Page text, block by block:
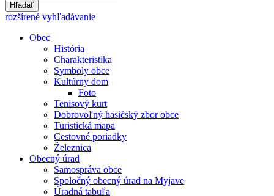
Hľadať
rozšírené vyhľadávanie
Obec
História
Charakteristika
Symboly obce
Kultúrny dom
Foto
Tenisový kurt
Dobrovoľný hasičský zbor obce
Turistická mapa
Cestovné poriadky
Železnica
Obecný úrad
Samospráva obce
Spoločný obecný úrad na Myjave
Úradná tabuľa